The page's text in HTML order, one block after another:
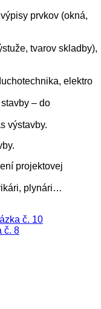
prvkov (okná,
tvarov skladby),
elektro
– do
výstavby.
projektovej
plynári…
č. 10
č. 8